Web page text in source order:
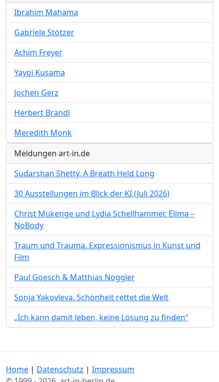
Ibrahim Mahama
Gabriele Stötzer
Achim Freyer
Yayoi Kusama
Jochen Gerz
Herbert Brandl
Meredith Monk
Meldungen art-in.de
Sudarshan Shetty. A Breath Held Long
30 Ausstellungen im Blick der KI (Juli 2026)
Christ Mukenge und Lydia Schellhammer. Elima –
NoBody
Traum und Trauma. Expressionismus in Kunst und
Film
Paul Goesch & Matthias Noggler
Sonja Yakovleva. Schönheit rettet die Welt
„Ich kann damit leben, keine Lösung zu finden“
Home | Datenschutz | Impressum